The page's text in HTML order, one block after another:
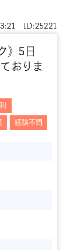
》5日
おりま
ID:25221
経験不問